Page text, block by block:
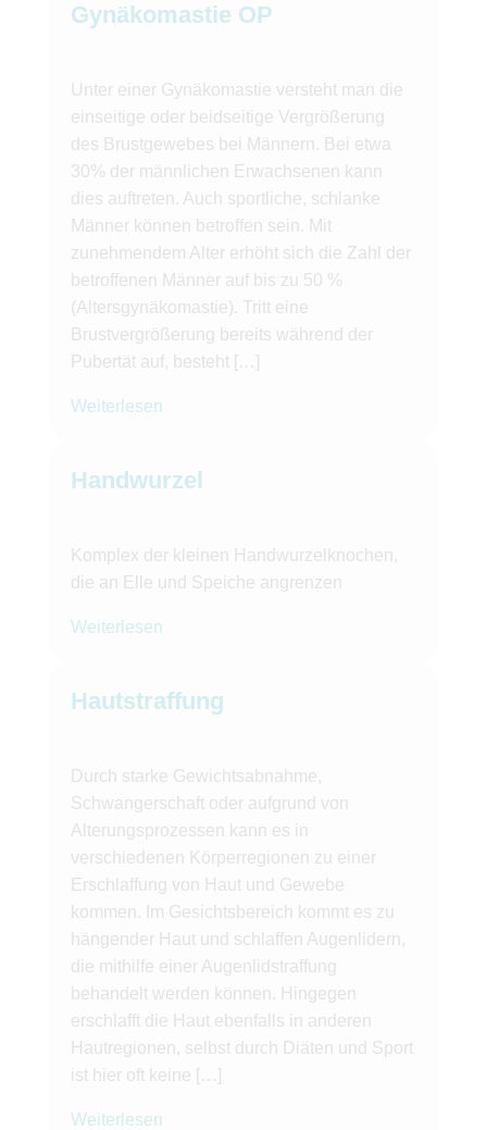
Gynäkomastie OP
Unter einer Gynäkomastie versteht man die
einseitige oder beidseitige Vergrößerung
des Brustgewebes bei Männern. Bei etwa
30% der männlichen Erwachsenen kann
dies auftreten. Auch sportliche, schlanke
Männer können betroffen sein. Mit
zunehmendem Alter erhöht sich die Zahl der
betroffenen Männer auf bis zu 50 %
(Altersgynäkomastie). Tritt eine
Brustvergrößerung bereits während der
Pubertät auf, besteht […]
Weiterlesen
Handwurzel
Komplex der kleinen Handwurzelknochen,
die an Elle und Speiche angrenzen
Weiterlesen
Hautstraffung
Durch starke Gewichtsabnahme,
Schwangerschaft oder aufgrund von
Alterungsprozessen kann es in
verschiedenen Körperregionen zu einer
Erschlaffung von Haut und Gewebe
kommen. Im Gesichtsbereich kommt es zu
hängender Haut und schlaffen Augenlidern,
die mithilfe einer Augenlidstraffung
behandelt werden können. Hingegen
erschlafft die Haut ebenfalls in anderen
Hautregionen, selbst durch Diäten und Sport
ist hier oft keine […]
Weiterlesen